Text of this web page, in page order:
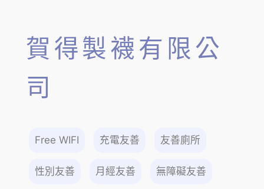
賀得製襪有限公
司
Free WIFI 充電友善 友善廁所
性別友善 月經友善 無障礙友善